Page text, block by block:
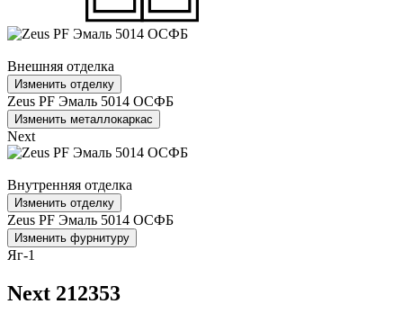
Внешняя отделка
Изменить отделку
Zeus PF Эмаль 5014 ОСФБ
Изменить металлокаркас
Next
Внутренняя отделка
Изменить отделку
Zeus PF Эмаль 5014 ОСФБ
Изменить фурнитуру
Яг-1
Next 212353